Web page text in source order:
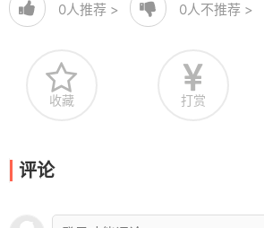
0人推荐 > 0人不推荐 >
收藏 打赏
评论